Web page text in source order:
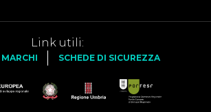
Link utili:
MARCHI SCHEDE DI SICUREZZA